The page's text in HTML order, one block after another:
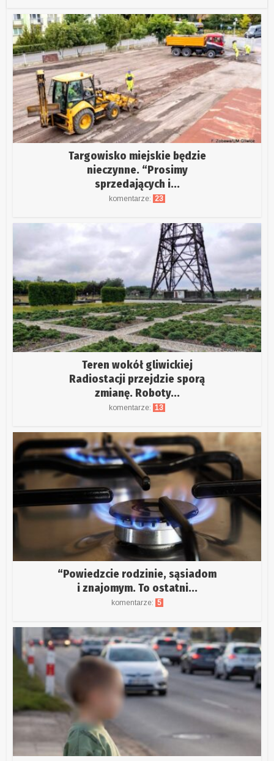
Targowisko miejskie będzie
nieczynne. “Prosimy
sprzedających i...
komentarze: 23
Teren wokół gliwickiej
Radiostacji przejdzie sporą
zmianę. Roboty...
komentarze: 13
“Powiedzcie rodzinie, sąsiadom
i znajomym. To ostatni...
komentarze: 5